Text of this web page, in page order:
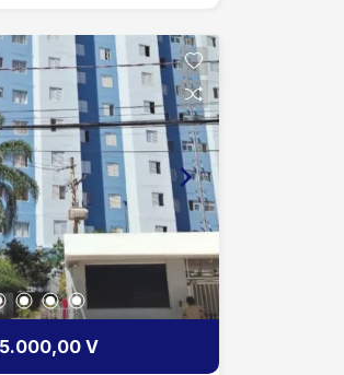
poliesportiva
de jogos A 3
Iguatemi e
minutos da
V